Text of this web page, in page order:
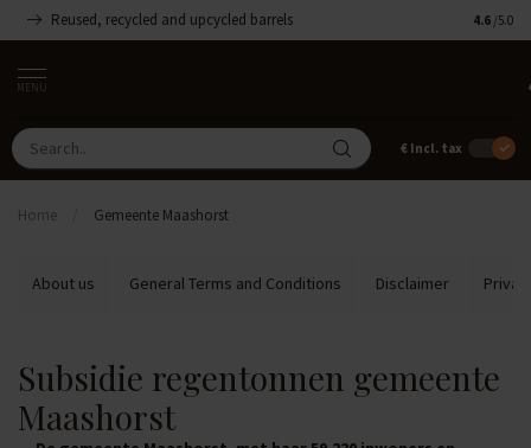
Reused, recycled and upcycled barrels 4.6 /5.0
MENU
€ Incl. tax
Home Gemeente Maashorst
About us General Terms and Conditions Disclaimer
Subsidie regentonnen gemeente
Maashorst